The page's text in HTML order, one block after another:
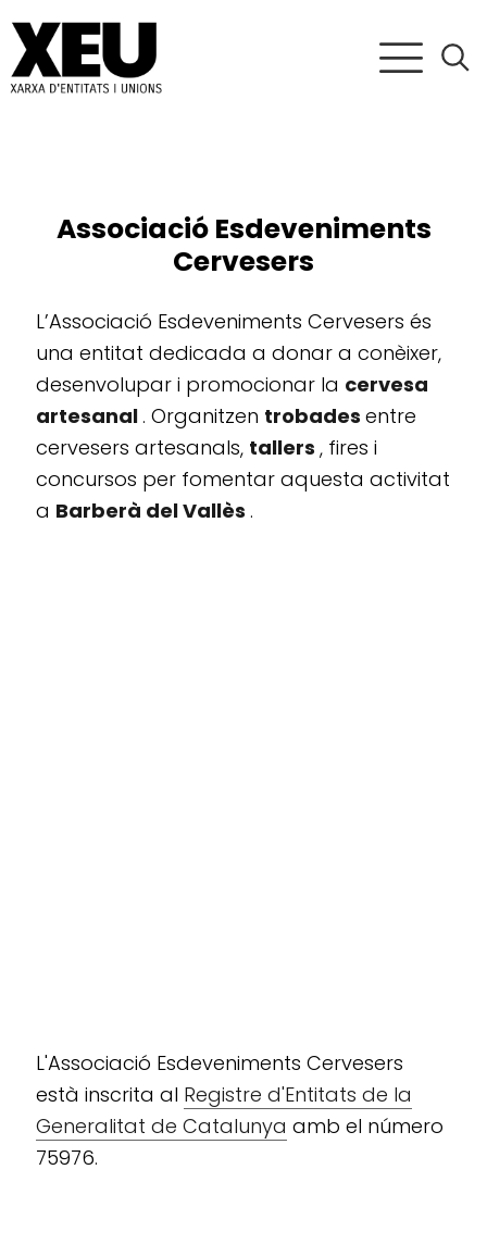
Associació Esdeveniments
Cervesers
L’Associació Esdeveniments Cervesers és
una entitat dedicada a donar a conèixer,
desenvolupar i promocionar la cervesa
artesanal. Organitzen trobades entre
cervesers artesanals, tallers , fires i
concursos per fomentar aquesta activitat
a Barberà del Vallès .
L'Associació Esdeveniments Cervesers
està inscrita al Registre d'Entitats de la
Generalitat de Catalunya amb el número
75976.